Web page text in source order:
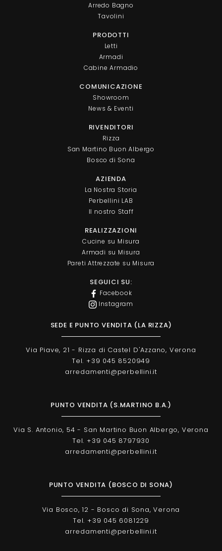
Arredo Bagno
Tavolini
PRODOTTI
Letti
Armadi
Cabine Armadio
COMUNICAZIONE
Showroom
News & Eventi
RIVENDITORI
Rizza
San Martino Buon Albergo
Bosco di Sona
AZIENDA
La Nostra Storia
Perbellini LAB
Il nostro Staff
REALIZZAZIONI
Cucine su Misura
Armadi su Misura
Pareti Attrezzate su Misura
SEGUICI SU:
Facebook
Instagram
SEDE E PUNTO VENDITA (LA RIZZA)
Via Piave, 21 - Rizza di Castel D'Azzano, Verona
Tel. +39 045 8520949
arredamenti@perbellini.it
PUNTO VENDITA (S.MARTINO B.A.)
Via S. Antonio, 54 - San Martino Buon Albergo, Verona
Tel. +39 045 8797930
arredamenti@perbellini.it
PUNTO VENDITA (BOSCO DI SONA)
Via Bosco, 12 - Bosco di Sona, Verona
Tel. +39 045 6081229
arredamenti@perbellini.it